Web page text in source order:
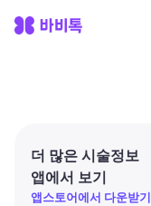
더 많은 시술정보
앱에서 보기
앱스토어에서 다운받기